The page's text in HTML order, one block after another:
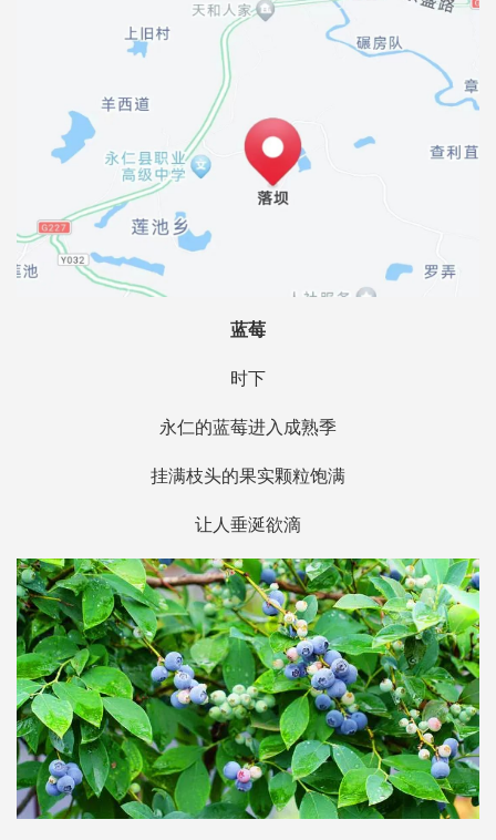
蓝莓
时下
永仁的蓝莓进入成熟季
挂满枝头的果实颗粒饱满
让人垂涎欲滴